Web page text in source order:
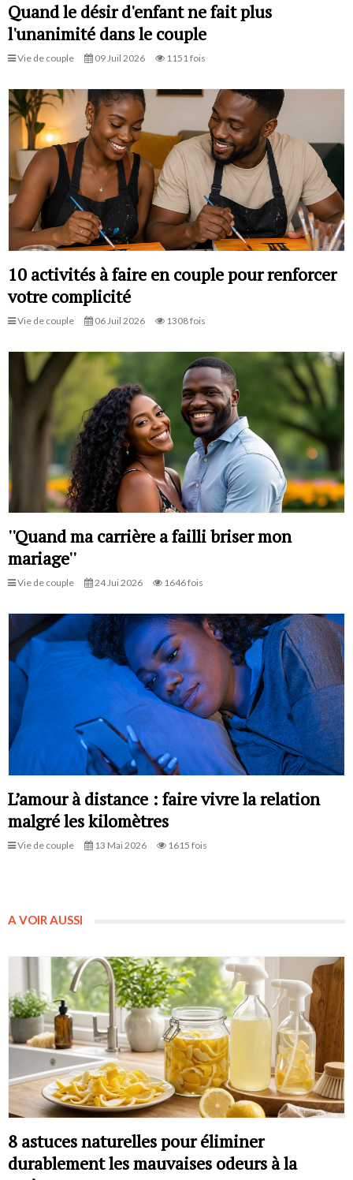
Quand le désir d'enfant ne fait plus
l'unanimité dans le couple
Vie de couple 09 Juil 2026 1151 fois
10 activités à faire en couple pour renforcer
votre complicité
Vie de couple 06 Juil 2026 1308 fois
''Quand ma carrière a failli briser mon
mariage''
Vie de couple 24 Jui 2026 1646 fois
L’amour à distance : faire vivre la relation
malgré les kilomètres
Vie de couple 13 Mai 2026 1615 fois
A VOIR AUSSI
8 astuces naturelles pour éliminer
durablement les mauvaises odeurs à la